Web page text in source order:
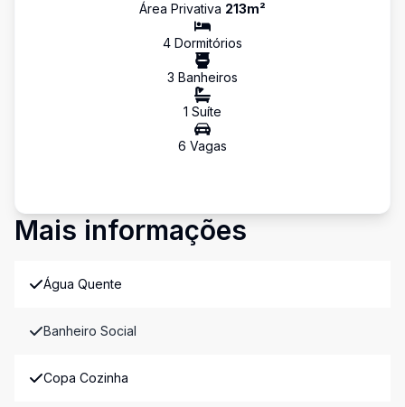
Área Privativa 213m²
4 Dormitórios
3 Banheiros
1 Suíte
6 Vagas
Mais informações
Água Quente
Banheiro Social
Copa Cozinha